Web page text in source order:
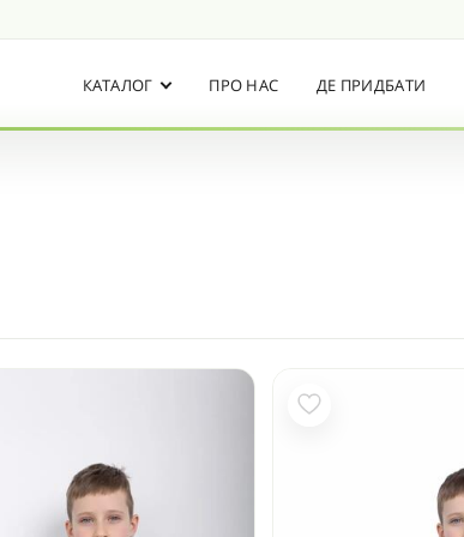
КАТАЛОГ ПРО НАС ДЕ ПРИДБАТИ